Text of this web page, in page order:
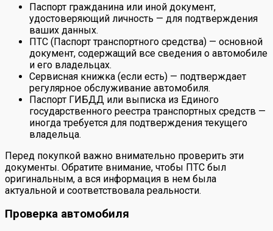
Паспорт гражданина или иной документ,
удостоверяющий личность — для подтверждения
ваших данных.
ПТС (Паспорт транспортного средства) — основной
документ, содержащий все сведения о автомобиле
и его владельцах.
Сервисная книжка (если есть) — подтверждает
регулярное обслуживание автомобиля.
Паспорт ГИБДД или выписка из Единого
государственного реестра транспортных средств —
иногда требуется для подтверждения текущего
владельца.
Перед покупкой важно внимательно проверить эти
документы. Обратите внимание, чтобы ПТС был
оригинальным, а вся информация в нем была
актуальной и соответствовала реальности.
Проверка автомобиля